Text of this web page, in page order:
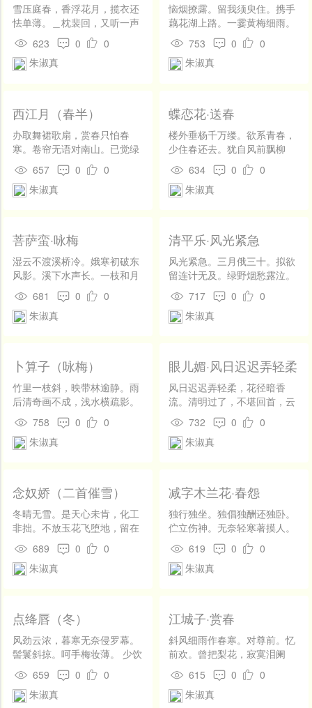
话三生，不觉日移阶晷。去矣去矣，叹惜春光似水。」乩遂不动。或
疑客所为，知之者谓客只知扶乩，非知文者。（《湖壖杂记》）因自
伤身世，故以「断肠」名其词。南宋魏仲恭曾为之辑《断肠诗集》10
印斋所刻词》本等，共收词20多首。《断肠集》有宋郑元佐注本。在
中国词史上，朱淑贞是仅次于李清照的女词人。
雪压庭春，香浮花月，揽衣还
怯单薄。＿枕裴回，又听一声
干鹊。粉泪共、宿雨阑干，清
梦与、寒云寂寞。除却。是江
梅曾许，诗人吟作。 长恨晓风
落。况天气、妆点清明，对美
景、不妨行乐。拌著。向花时
取，一杯独酌。
623 0
0
朱淑真
恼烟撩露。留我须臾住。携手
藕花湖上路。一霎黄梅细雨。
娇痴不怕人猜。随群暂遣愁
怀。最是分携时候，归来懒傍
妆台。
753 0
0
朱淑真
西江月（春半）
办取舞裙歌扇，赏春只怕春
寒。卷帘无语对南山。已觉绿
肥红浅。 去去惜花心懒，踏青
闲步江干。恰如飞鸟倦知还。
淡荡梨花深院。
657 0
0
朱淑真
蝶恋花·送春
楼外垂杨千万缕。欲系青春，
少住春还去。犹自风前飘柳
絮。随春且看归何处。 绿满山
川闻杜宇。便做无情，莫也愁
人苦。把酒送春春不语。黄昏
634 0
0
朱淑真
菩萨蛮·咏梅
湿云不渡溪桥冷。娥寒初破东
风影。溪下水声长。一枝和月
香。人怜花似旧，花不知人
瘦。独自倚阑干，夜深花正
寒。
681 0
0
朱淑真
清平乐·风光紧急
风光紧急。三月俄三十。拟欲
留连计无及。绿野烟愁露泣。
倩谁寄语春宵。城头画鼓轻
敲。缱绻临歧嘱付，来年早到
梅梢。
717 0
0
朱淑真
卜算子（咏梅）
竹里一枝斜，映带林逾静。雨
后清奇画不成，浅水横疏影。
吹彻小单于，心事思重省。拂
拂风前度暗香，月色侵花冷。
758 0
0
朱淑真
眼儿媚·风日迟迟弄轻柔
风日迟迟弄轻柔，花径暗香
流。清明过了，不堪回首，云
锁朱楼。午窗睡起莺声巧，何
处唤春愁？绿杨影里，海棠枝
畔，红杏梢头。
732 0
0
朱淑真
念奴娇（二首催雪）
冬晴无雪。是天心未肯，化工
非拙。不放玉花飞堕地，留在
广寒宫阙。云欲同时，霰将集
处，红日三竿揭。六花翦就，
不知何处施设。 应念陇首寒
撒。沟壑皆平，乾坤如画，更
吐冰轮洁。梁园燕客，夜明不
怕灯灭。
689 0
0
朱淑真
减字木兰花·春怨
独行独坐。独倡独酬还独卧。
伫立伤神。无奈轻寒著摸人。
此情谁见。泪洗残妆无一半。
愁病相仍。剔尽寒灯梦不成。
619 0
0
朱淑真
点绛唇（冬）
风劲云浓，暮寒无奈侵罗幕。
髻鬟斜掠。呵手梅妆薄。 少饮
清欢，银烛花频落。恁萧索。
春工已觉。点破香梅萼。
659 0
0
朱淑真
江城子·赏春
斜风细雨作春寒。对尊前。忆
前欢。曾把梨花，寂寞泪阑
干。芳草断烟南浦路，和别
泪，看青山。 昨宵结得梦夤
缘。水云间。悄无言。争奈醒
615 0
0
朱淑真